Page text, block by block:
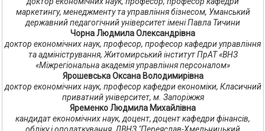
маркетингу, менеджменту та управління бізнесом, Уманський
державний педагогічний університет імені Павла Тичини
Чорна Людмила Олександрівна
доктор економічних наук, професор, професор кафедри управління
та адміністрування, Житомирський інститут ПрАТ «ВНЗ
«Міжрегіональна академія управління персоналом»
Ярошевська Оксана Володимирівна
доктор економічних наук, професор кафедри економіки, Класичний
приватний університет, м. Запоріжжя
Яременко Людмила Михайлівна
кандидат економічних наук, доцент, доцент кафедри фінансів,